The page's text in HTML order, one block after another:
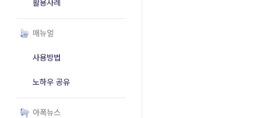
활용사례
매뉴얼
사용방법
노하우 공유
아폭뉴스